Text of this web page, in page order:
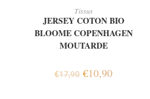
Tissus
JERSEY COTON BIO
BLOOME COPENHAGEN
MOUTARDE
€17,90 €10,90